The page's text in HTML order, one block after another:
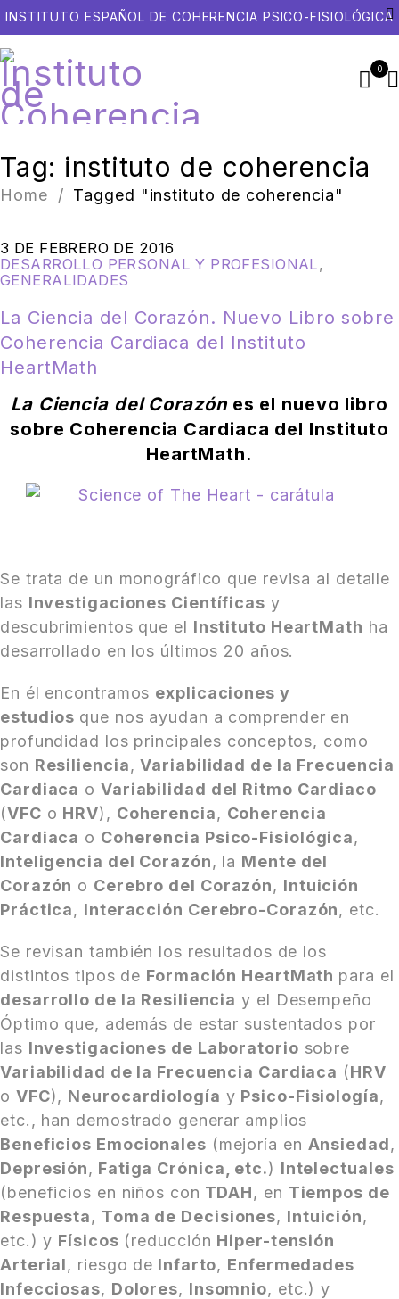
INSTITUTO ESPAÑOL DE COHERENCIA PSICO-FISIOLÓGICA
0
Tag: instituto de coherencia
Home / Tagged "instituto de coherencia"
3 DE FEBRERO DE 2016
DESARROLLO PERSONAL Y PROFESIONAL,
GENERALIDADES
La Ciencia del Corazón. Nuevo Libro sobre
Coherencia Cardiaca del Instituto
HeartMath
La Ciencia del Corazónes el nuevo libro
sobre Coherencia Cardiaca del Instituto
HeartMath.
Se trata de un monográfico que revisa al detalle
las Investigaciones Científicas y
descubrimientos que el Instituto HeartMath ha
desarrollado en los últimos 20 años.
En él encontramos explicaciones y
estudios que nos ayudan a comprender en
profundidad los principales conceptos, como
son Resiliencia,Variabilidad de la Frecuencia
Cardiaca o Variabilidad del Ritmo Cardiaco
(VFC o HRV), Coherencia, Coherencia
Cardiaca o Coherencia Psico-Fisiológica,
Inteligencia del Corazón, la Mente del
Corazón o Cerebro del Corazón, Intuición
Práctica, Interacción Cerebro-Corazón, etc.
Se revisan también los resultados de los
distintos tipos de Formación HeartMath para el
desarrollo de la Resiliencia y el Desempeño
Óptimo que, además de estar sustentados por
las Investigaciones de Laboratorio sobre
Variabilidad de la Frecuencia Cardiaca (HRV
o VFC), Neurocardiología y Psico-Fisiología,
etc., han demostrado generar amplios
Beneficios Emocionales (mejoría en Ansiedad,
Depresión, Fatiga Crónica, etc.) Intelectuales
(beneficios en niños con TDAH, en Tiempos de
Respuesta, Toma de Decisiones, Intuición,
etc.) y Físicos (reducción Hiper-tensión
Arterial, riesgo de Infarto, Enfermedades
Infecciosas, Dolores, Insomnio, etc.) y